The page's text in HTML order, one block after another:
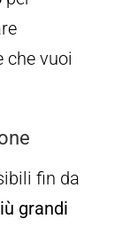
che vuoi
fin da
grandi